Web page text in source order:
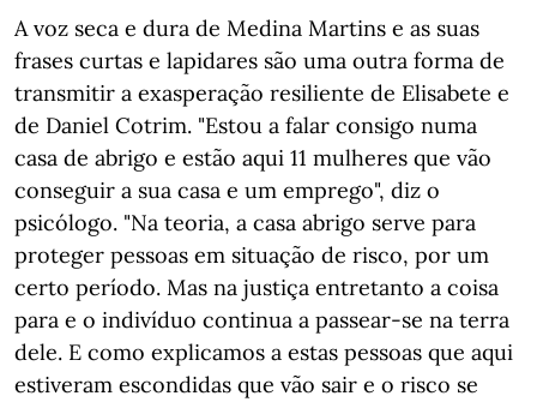
A voz seca e dura de Medina Martins e as suas
frases curtas e lapidares são uma outra forma de
transmitir a exasperação resiliente de Elisabete e
de Daniel Cotrim. "Estou a falar consigo numa
casa de abrigo e estão aqui 11 mulheres que vão
conseguir a sua casa e um emprego", diz o
psicólogo. "Na teoria, a casa abrigo serve para
proteger pessoas em situação de risco, por um
certo período. Mas na justiça entretanto a coisa
para e o indivíduo continua a passear-se na terra
dele. E como explicamos a estas pessoas que aqui
estiveram escondidas que vão sair e o risco se